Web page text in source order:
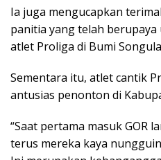
Ia juga mengucapkan
panitia yang telah
atlet Proliga di Bumi
Sementara itu, atlet cantik
antusias penonton di
“Saat pertama masuk GOR
terus mereka kaya